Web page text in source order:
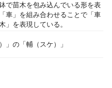
で苗木を包み込んでいる形を表
車」を組み合わせることで「車
」を表現している。
」の「輔（スケ）」